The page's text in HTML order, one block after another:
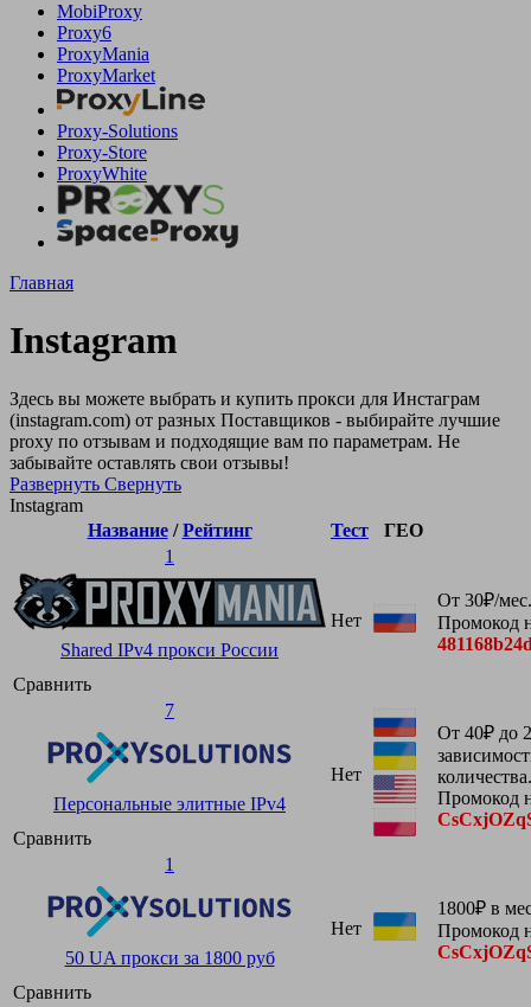
MobiProxy
Proxy6
ProxyMania
ProxyMarket
Proxy-Solutions
Proxy-Store
ProxyWhite
Главная
Instagram
Здесь вы можете выбрать и купить прокси для Инстаграм
(instagram.com) от разных Поставщиков - выбирайте лучшие
proxy по отзывам и подходящие вам по параметрам. Не
забывайте оставлять свои отзывы!
Развернуть Свернуть
Instagram
Название/Рейтинг Тест
ГЕО
1
Shared IPv4 прокси России
Сравнить
Нет
От 30₽/мес.
Промокод
7
Персональные элитные IPv4
Сравнить
Нет
От 40₽ до
количества.
Промокод
1
50 UA прокси за 1800 руб
Сравнить
Нет
1800₽ в
Промокод